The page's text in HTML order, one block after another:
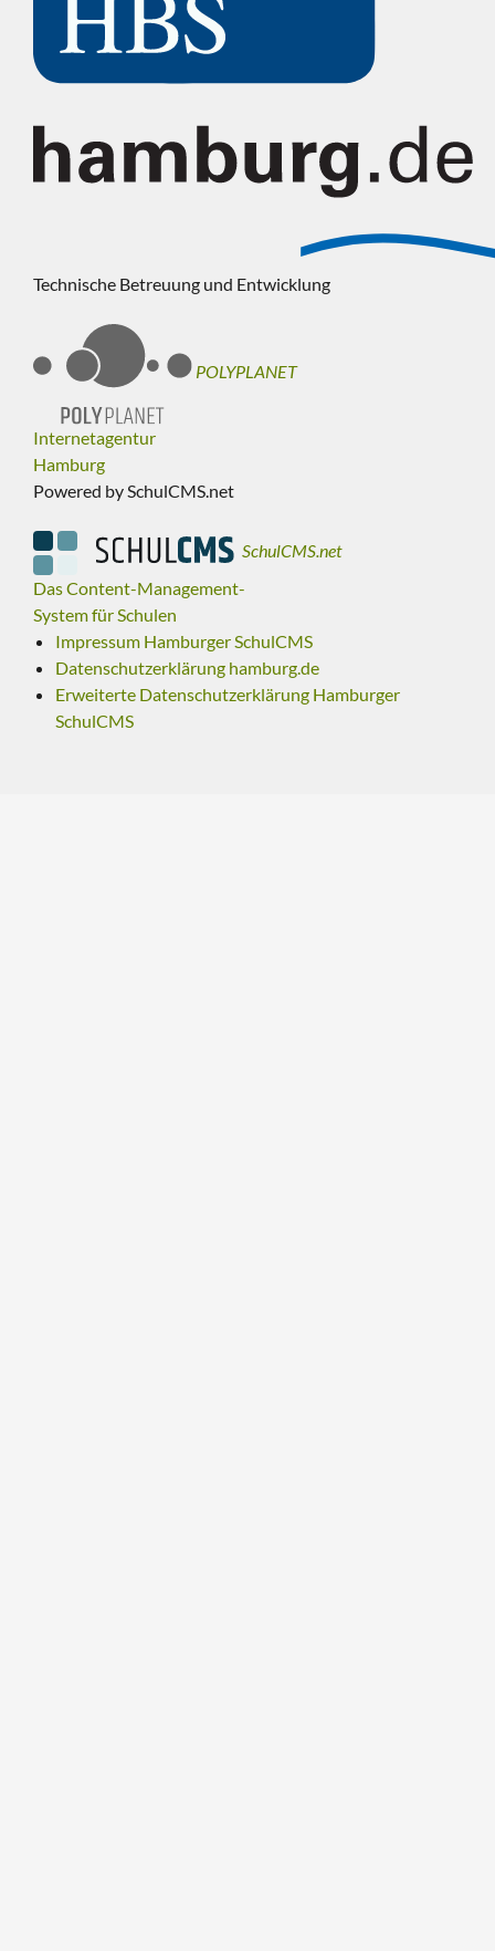
Technische Betreuung und Entwicklung
POLYPLANET
Internetagentur
Hamburg
Powered by SchulCMS.net
SchulCMS.net
Das Content-Management-
System für Schulen
Impressum Hamburger SchulCMS
Datenschutzerklärung hamburg.de
Erweiterte Datenschutzerklärung Hamburger
SchulCMS